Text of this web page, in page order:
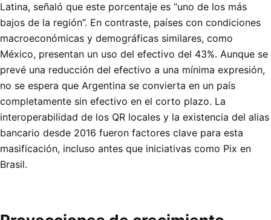
Latina, señaló que este porcentaje es “uno de los más
bajos de la región”. En contraste, países con condiciones
macroeconómicas y demográficas similares, como
México, presentan un uso del efectivo del 43%. Aunque se
prevé una reducción del efectivo a una mínima expresión,
no se espera que Argentina se convierta en un país
completamente sin efectivo en el corto plazo. La
interoperabilidad de los QR locales y la existencia del alias
bancario desde 2016 fueron factores clave para esta
masificación, incluso antes que iniciativas como Pix en
Brasil.